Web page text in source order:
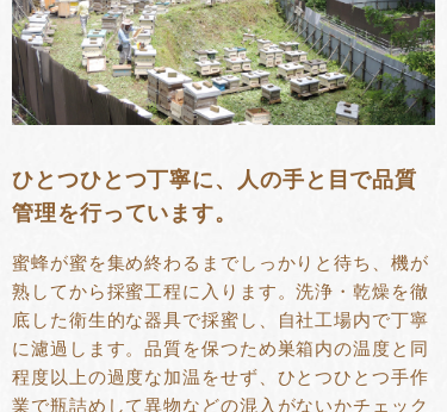
ひとつひとつ丁寧に、人の手と目で品質
管理を行っています。
蜜蜂が蜜を集め終わるまでしっかりと待ち、機が
熟してから採蜜工程に入ります。洗浄・乾燥を徹
底した衛生的な器具で採蜜し、自社工場内で丁寧
に濾過します。品質を保つため巣箱内の温度と同
程度以上の過度な加温をせず、ひとつひとつ手作
業で瓶詰めして異物などの混入がないかチェック